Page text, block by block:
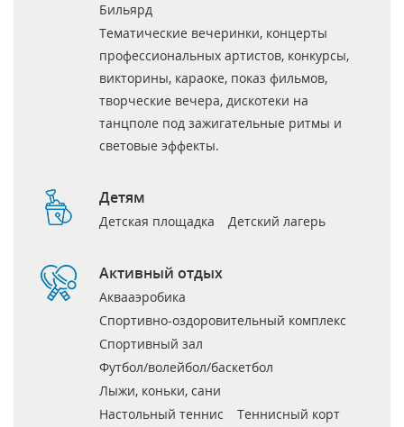
Бильярд
Тематические вечеринки, концерты
профессиональных артистов, конкурсы,
викторины, караоке, показ фильмов,
творческие вечера, дискотеки на
танцполе под зажигательные ритмы и
световые эффекты.
Детям
Детская площадка Детский лагерь
Активный отдых
Аквааэробика
Спортивно-оздоровительный комплекс
Спортивный зал
Футбол/волейбол/баскетбол
Лыжи, коньки, сани
Настольный теннис
Теннисный корт